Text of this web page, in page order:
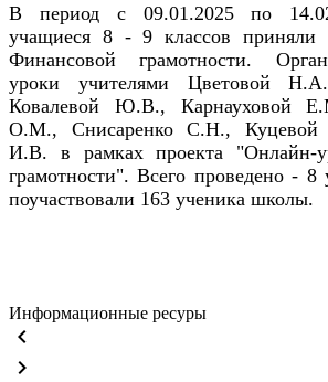
В период с 09.01.2025 по
учащиеся 8 - 9 классов приняли
Финансовой грамотности.
уроки учителями Цветовой
Ковалевой Ю.В., Карнауховой
О.М., Снисаренко С.Н., Куцевой
И.В. в рамках проекта "Онлайн-
грамотности". Всего проведено - 8
поучаствовали 163 ученика школы.
Информационные ресуры
keyboard_arrow_left
keyboard_arrow_right